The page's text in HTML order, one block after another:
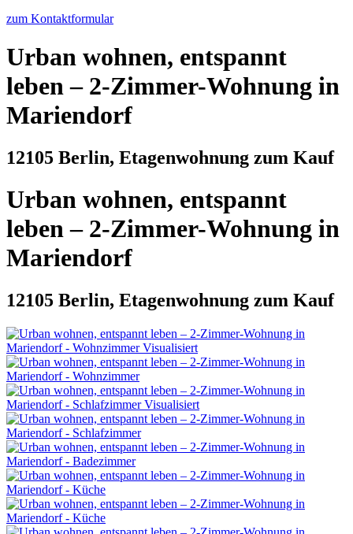
zum Kontaktformular
Urban wohnen, entspannt
leben – 2-Zimmer-Wohnung in
Mariendorf
12105 Berlin, Etagenwohnung zum Kauf
Urban wohnen, entspannt
leben – 2-Zimmer-Wohnung in
Mariendorf
12105 Berlin, Etagenwohnung zum Kauf